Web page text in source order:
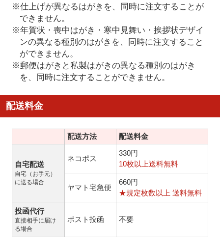
※仕上げが異なるはがきを、同時に注文することが
できません。
※年賀状・喪中はがき・寒中見舞い・挨拶状デザイ
ンの異なる種別のはがきを、同時に注文すること
ができません。
※郵便はがきと私製はがきの異なる種別のはがき
を、同時に注文することができません。
配送料金
配送方法 配送料金
自宅配送
自宅（お手元）
に送る場合
ネコポス
330円
10枚以上送料無料
ヤマト宅急便
660円
★規定枚数以上 送料無料
投函代行
直接相手に届け
る場合
ポスト投函 不要